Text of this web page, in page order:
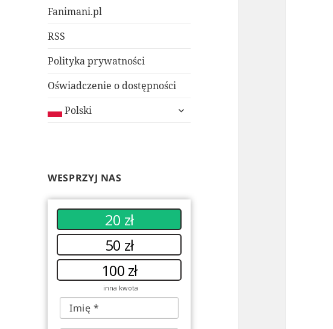
Fanimani.pl
RSS
Polityka prywatności
Oświadczenie o dostępności
Polski
rozwiń
WESPRZYJ NAS
20 zł
50 zł
100 zł
inna kwota